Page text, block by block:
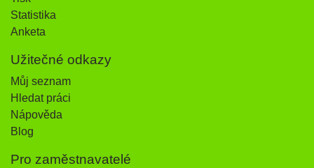
Statistika
Anketa
Užitečné odkazy
Můj seznam
Hledat práci
Nápověda
Blog
Pro zaměstnavatelé